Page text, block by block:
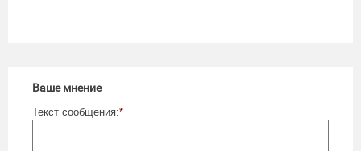
Ваше мнение
Текст сообщения:*